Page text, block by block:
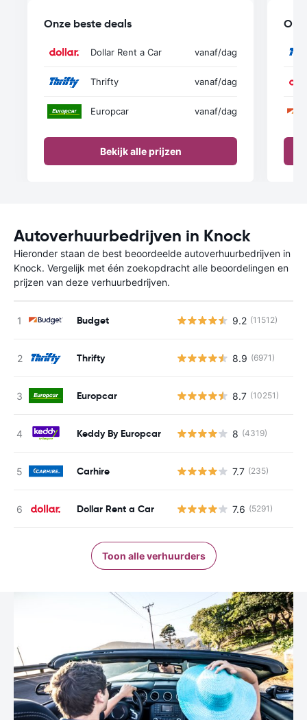
Onze beste deals
Dollar Rent a Car vanaf/dag
Thrifty vanaf/dag
Europcar vanaf/dag
Bekijk alle prijzen
Autoverhuurbedrijven in Knock
Hieronder staan de best beoordeelde autoverhuurbedrijven in
Knock. Vergelijk met één zoekopdracht alle beoordelingen en
prijzen van deze verhuurbedrijven.
Budget 9.2 (11512)
Thrifty 8.9 (6971)
Europcar 8.7 (10251)
Keddy By Europcar 8 (4319)
Carhire 7.7 (235)
Dollar Rent a Car 7.6 (5291)
Toon alle verhuurders